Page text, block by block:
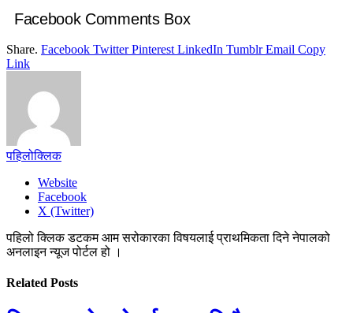
Facebook Comments Box
Share. Facebook Twitter Pinterest LinkedIn Tumblr Email Copy
Link
पहिलोक्लिक
Website
Facebook
X (Twitter)
पहिलो क्लिक डटकम आम सरोकारका विषयलाई प्राथमिकता दिने नेपालको
अनलाइन न्यूज पोर्टल हो ।
Related Posts